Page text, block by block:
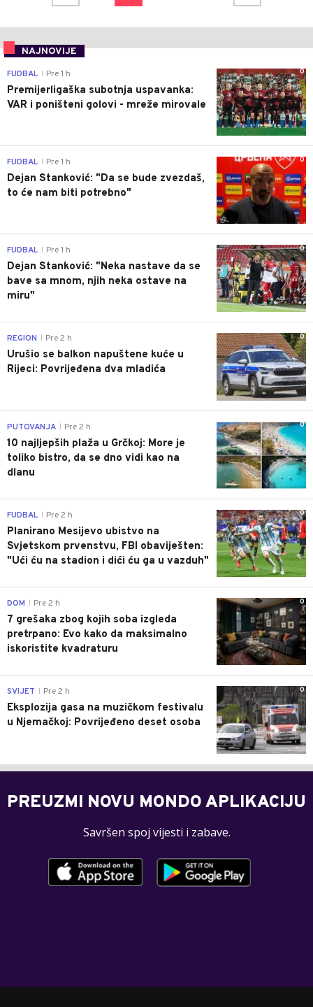
NAJNOVIJE
0
FUDBAL Pre 1 h
Premijerligaška subotnja uspavanka:
VAR i poništeni golovi - mreže mirovale
0
FUDBAL Pre 1 h
Dejan Stanković: "Da se bude zvezdaš,
to će nam biti potrebno"
0
FUDBAL Pre 1 h
Dejan Stanković: "Neka nastave da se
bave sa mnom, njih neka ostave na
miru"
0
REGION Pre 2 h
Urušio se balkon napuštene kuće u
Rijeci: Povrijeđena dva mladića
0
PUTOVANJA Pre 2 h
10 najljepših plaža u Grčkoj: More je
toliko bistro, da se dno vidi kao na
dlanu
0
FUDBAL Pre 2 h
Planirano Mesijevo ubistvo na
Svjetskom prvenstvu, FBI obaviješten:
"Ući ću na stadion i dići ću ga u vazduh"
0
DOM Pre 2 h
7 grešaka zbog kojih soba izgleda
pretrpano: Evo kako da maksimalno
iskoristite kvadraturu
0
SVIJET Pre 2 h
Eksplozija gasa na muzičkom festivalu
u Njemačkoj: Povrijeđeno deset osoba
PREUZMI NOVU MONDO APLIKACIJU
Savršen spoj vijesti i zabave.